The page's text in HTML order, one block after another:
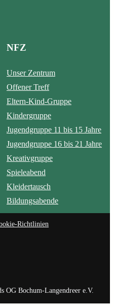
NFZ
Unser Zentrum
Offener Treff
Eltern-Kind-Gruppe
Kindergruppe
Jugendgruppe 11 bis 15 Jahre
Jugendgruppe 16 bis 21 Jahre
Kreativgruppe
Spieleabend
Kleidertausch
Bildungsabende
Richtlinien
OG Bochum-Langendreer e.V.